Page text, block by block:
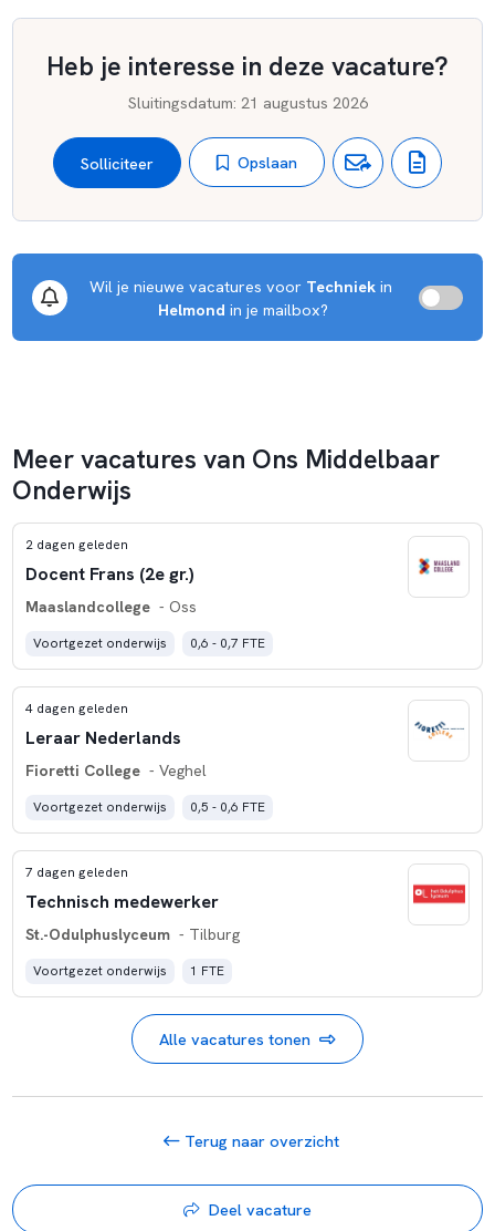
Heb je interesse in deze vacature?
Sluitingsdatum: 21 augustus 2026
Solliciteer Opslaan
Wil je nieuwe vacatures voor Techniek in
Helmond in je mailbox?
Meer vacatures van Ons Middelbaar
Onderwijs
2 dagen geleden
Docent Frans (2e gr.)
Maaslandcollege - Oss
Voortgezet onderwijs 0,6 - 0,7 FTE
4 dagen geleden
Leraar Nederlands
Fioretti College - Veghel
Voortgezet onderwijs 0,5 - 0,6 FTE
7 dagen geleden
Technisch medewerker
St.-Odulphuslyceum - Tilburg
Voortgezet onderwijs 1 FTE
Alle vacatures tonen
Terug naar overzicht
Deel vacature